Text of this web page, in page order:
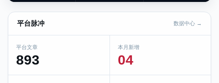
平台脉冲 数据中心 →
平台文章
893
本月新增
04